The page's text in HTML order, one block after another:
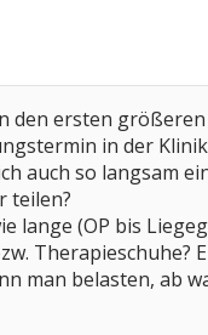
den ersten größeren
in der
auch so langsam
teilen?
lange (OP bis
Therapieschuhe?
man belasten, ab